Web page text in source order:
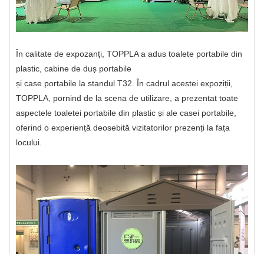
În calitate de expozanți, TOPPLA a adus toalete portabile din
plastic, cabine de duș portabile
și case portabile la standul T32. În cadrul acestei expoziții,
TOPPLA, pornind de la scena de utilizare, a prezentat toate
aspectele toaletei portabile din plastic și ale casei portabile,
oferind o experiență deosebită vizitatorilor prezenți la fața
locului.